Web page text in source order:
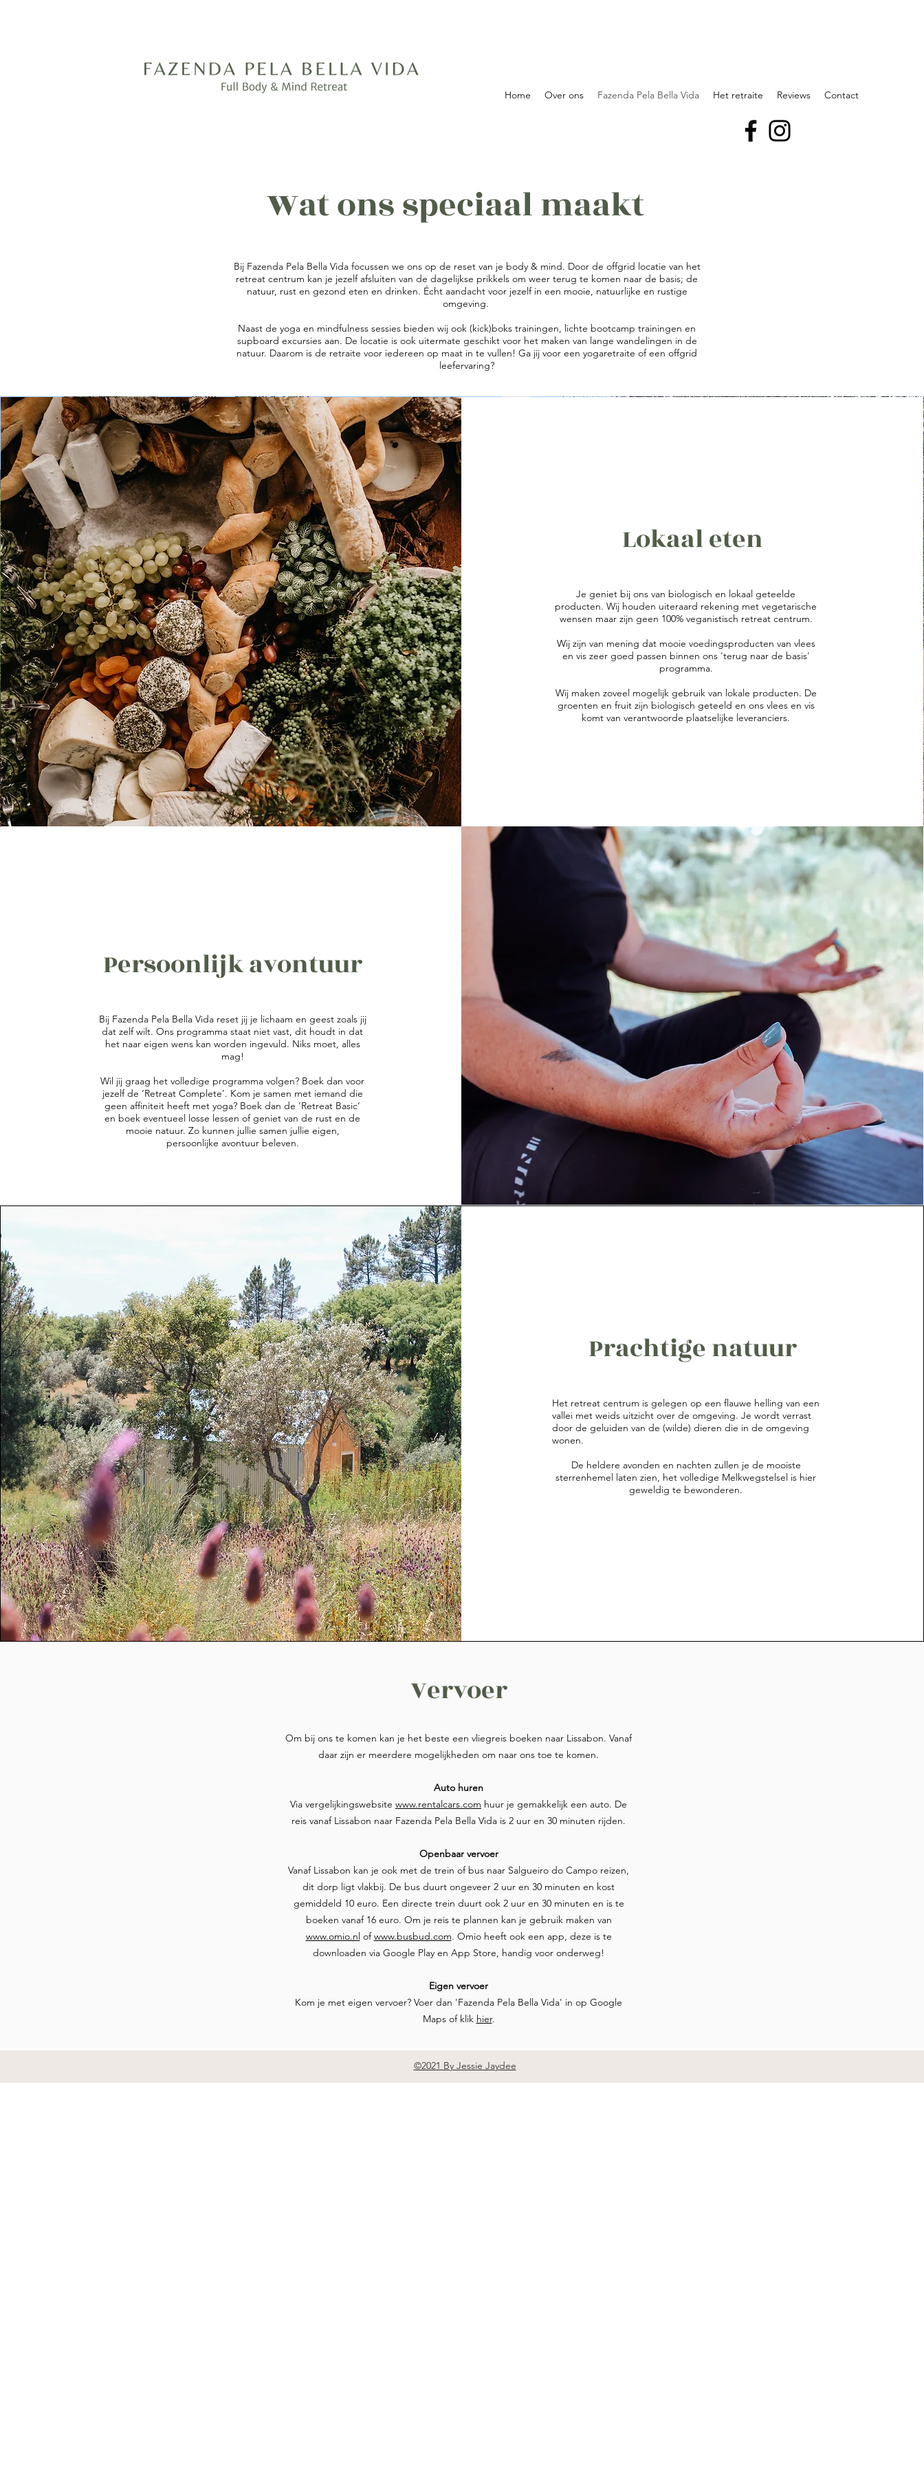
Home Over ons Fazenda Pela Bella Vida Het retraite Reviews Contact
Wat ons speciaal maakt
Bij Fazenda Pela Bella Vida focussen we ons op de reset van je body & mind. Door de offgrid locatie van het
retreat centrum kan je jezelf afsluiten van de dagelijkse prikkels om weer terug te komen naar de basis; de
natuur, rust en gezond eten en drinken. Écht aandacht voor jezelf in een mooie, natuurlijke en rustige
omgeving.
Naast de yoga en mindfulness sessies bieden wij ook (kick)boks trainingen, lichte bootcamp trainingen en
supboard excursies aan. De locatie is ook uitermate geschikt voor het maken van lange wandelingen in de
natuur. Daarom is de retraite voor iedereen op maat in te vullen! Ga jij voor een yogaretraite of een offgrid
leefervaring?
Lokaal eten
Je geniet bij ons van biologisch en lokaal geteelde
producten. Wij houden uiteraard rekening met vegetarische
wensen maar zijn geen 100% veganistisch retreat centrum.
Wij zijn van mening dat mooie voedingsproducten van vlees
en vis zeer goed passen binnen ons 'terug naar de basis'
programma.
​Wij maken zoveel mogelijk gebruik van lokale producten. De
groenten en fruit zijn biologisch geteeld en ons vlees en vis
komt van verantwoorde plaatselijke leveranciers.
Persoonlijk avontuur
Bij Fazenda Pela Bella Vida reset jij je lichaam en geest zoals jij
dat zelf wilt. Ons programma staat niet vast, dit houdt in dat
het naar eigen wens kan worden ingevuld. Niks moet, alles
mag!
Wil jij graag het volledige programma volgen? Boek dan voor
jezelf de ‘Retreat Complete’. Kom je samen met iemand die
geen affiniteit heeft met yoga? Boek dan de ‘Retreat Basic’
en boek eventueel losse lessen of geniet van de rust en de
mooie natuur. Zo kunnen jullie samen jullie eigen,
persoonlijke avontuur beleven.
Prachtige natuur
Het retreat centrum is gelegen op een flauwe helling van een
vallei met weids uitzicht over de omgeving. Je wordt verrast
door de geluiden van de (wilde) dieren die in de omgeving
wonen.
De heldere avonden en nachten zullen je de mooiste
sterrenhemel laten zien, het volledige Melkwegstelsel is hier
geweldig te bewonderen.
Vervoer
Om bij ons te komen kan je het beste een vliegreis boeken naar Lissabon. Vanaf
daar zijn er meerdere mogelijkheden om naar ons toe te komen.
Auto huren
Via vergelijkingswebsite www.rentalcars.com huur je gemakkelijk een auto. De
reis vanaf Lissabon naar Fazenda Pela Bella Vida is 2 uur en 30 minuten rijden.
Openbaar vervoer
Vanaf Lissabon kan je ook met de trein of bus naar Salgueiro do Campo reizen,
dit dorp ligt vlakbij. De bus duurt ongeveer 2 uur en 30 minuten en kost
gemiddeld 10 euro. Een directe trein duurt ook 2 uur en 30 minuten en is te
boeken vanaf 16 euro. Om je reis te plannen kan je gebruik maken van
www.omio.nlofwww.busbud.com. Omio heeft ook een app, deze is te
downloaden via Google Play en App Store, handig voor onderweg!
Eigen vervoer
Kom je met eigen vervoer? Voer dan 'Fazenda Pela Bella Vida' in op Google
Maps of klik hier.
©2021 By Jessie Jaydee